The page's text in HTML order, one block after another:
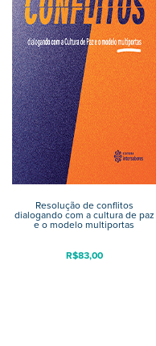
Resolução de conflitos
dialogando com a cultura de paz
e o modelo multiportas
R$83,00